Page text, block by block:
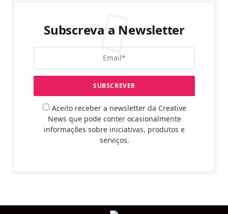
Subscreva a Newsletter
Aceito receber a newsletter da Creative
News que pode conter ocasionalmente
informações sobre iniciativas, produtos e
serviços.